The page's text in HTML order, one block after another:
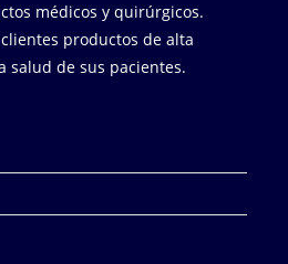
médicos y quirúrgicos.
productos de alta
salud de sus pacientes.